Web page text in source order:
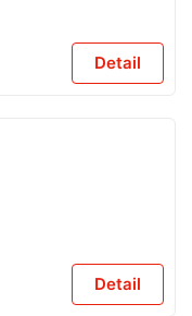
Detail
Detail